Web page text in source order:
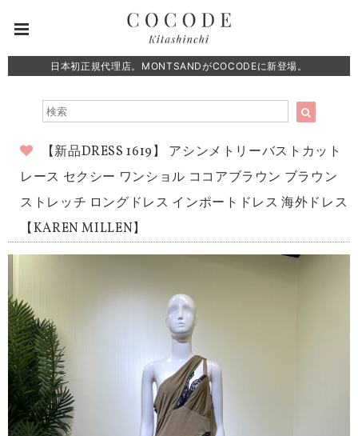
日本初正規代理店。MONTSANDがCOCODEに新登場。
【新品DRESS 1619】 アシンメトリーバストカット
レース セクシー ワンショル ココアブラウン ブラウン
ストレッチ ロングドレス インポートドレス 海外ドレス
【KAREN MILLEN】